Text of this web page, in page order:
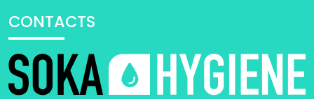
CONTACTS